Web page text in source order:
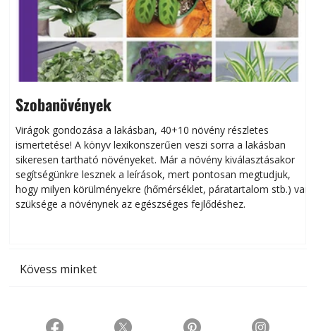
Szobanövények
Virágok gondozása a lakásban, 40+10 növény részletes
ismertetése! A könyv lexikonszerűen veszi sorra a lakásban
sikeresen tart­ha­tó növényeket. Már a növény kiválasztásakor
segítségünkre lesznek a leírások, mert pontosan megtudjuk,
hogy milyen körülményekre (hőmérséklet, páratartalom stb.) van
szüksége a növénynek az egészséges fejlődéshez.
Kövess minket